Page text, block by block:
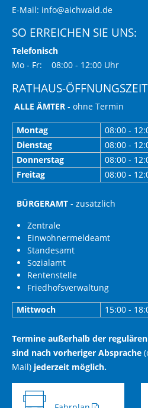
E-Mail: info@aichwald.de
SO ERREICHEN SIE UNS:
Telefonisch
Mo - Fr: 08:00 - 12:00 Uhr
RATHAUS-
ALLE ÄMTER - ohne Termin
Montag
08:00 -
Dienstag
08:00 -
Donnerstag
08:00 -
Freitag
08:00 -
BÜRGERAMT - zusätzlich
Zentrale
Einwohnermeldeamt
Standesamt
Sozialamt
Rentenstelle
Friedhofsverwaltung
Mittwoch
15:00 -
Termine außerhalb der
sind nach vorheriger Absprache
Mail) jederzeit möglich.